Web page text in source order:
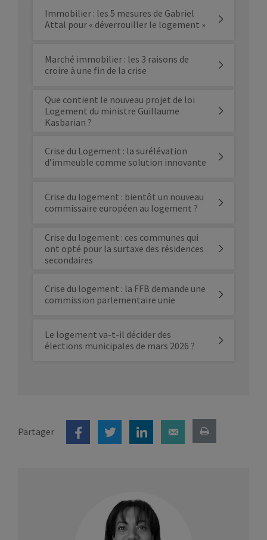
Immobilier : les 5 mesures de Gabriel
Attal pour « déverrouiller le logement »
Marché immobilier : les 3 raisons de
croire à une fin de la crise
Que contient le nouveau projet de loi
Logement du ministre Guillaume
Kasbarian ?
Crise du Logement : la surélévation
d’immeuble comme solution innovante
Crise du logement : bientôt un nouveau
commissaire européen au logement ?
Crise du logement : ces communes qui
ont opté pour la surtaxe des résidences
secondaires
Crise du logement : la FFB demande une
commission parlementaire unie
Le logement va-t-il décider des
élections municipales de mars 2026 ?
Partager